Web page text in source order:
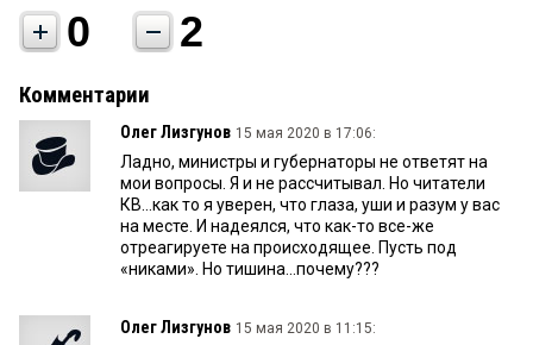
0 2
Комментарии
Олег Лизгунов 15 мая 2020 в 17:06:
Ладно, министры и губернаторы не ответят на
мои вопросы. Я и не рассчитывал. Но читатели
КВ...как то я уверен, что глаза, уши и разум у вас
на месте. И надеялся, что как-то все-же
отреагируете на происходящее. Пусть под
«никами». Но тишина...почему???
Олег Лизгунов 15 мая 2020 в 11:15: